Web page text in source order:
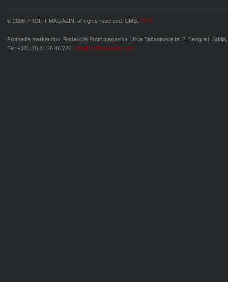
© 2008 PROFIT MAGAZIN, all rights reserved. CMS: OCP
Promedia market doo, Redakcija Profit magazina, Ulica Birčaninova br. 2, Beograd, Srbija,
Tel: +381 (0) 11 26 46 726, info@profitmagazin.com